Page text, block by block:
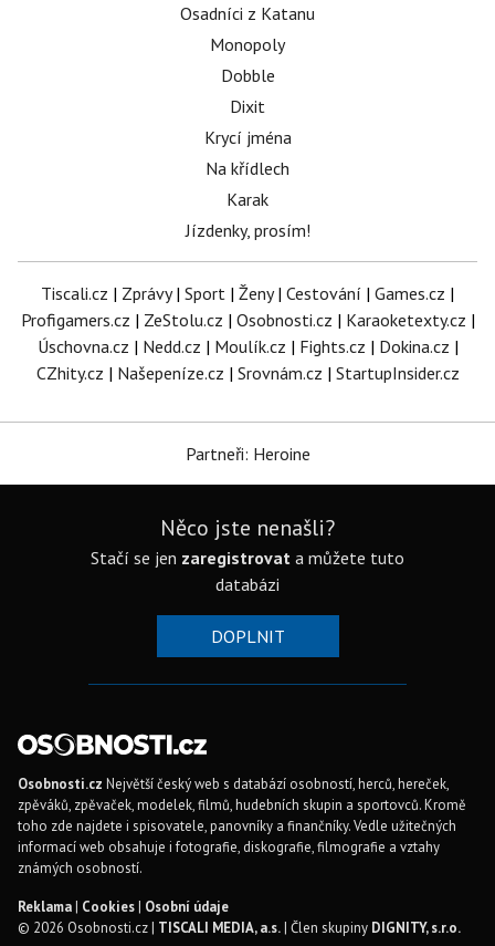
Osadníci z Katanu
Monopoly
Dobble
Dixit
Krycí jména
Na křídlech
Karak
Jízdenky, prosím!
Tiscali.cz | Zprávy| Sport | Ženy| Cestování | Games.cz |
Profigamers.cz | ZeStolu.cz | Osobnosti.cz | Karaoketexty.cz |
Úschovna.cz | Nedd.cz | Moulík.cz | Fights.cz | Dokina.cz |
CZhity.cz | Našepeníze.cz | Srovnám.cz | StartupInsider.cz
Partneři: Heroine
Něco jste nenašli?
Stačí se jen zaregistrovat a můžete tuto
databázi
DOPLNIT
Osobnosti.cz Největší český web s databází osobností, herců, hereček,
zpěváků, zpěvaček, modelek, filmů, hudebních skupin a sportovců. Kromě
toho zde najdete i spisovatele, panovníky a finančníky. Vedle užitečných
informací web obsahuje i fotografie, diskografie, filmografie a vztahy
známých osobností.
Reklama| Cookies| Osobní údaje
© 2026 Osobnosti.cz | TISCALI MEDIA, a.s.| Člen skupiny DIGNITY, s.r.o.